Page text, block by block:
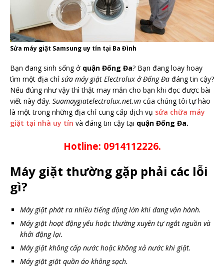
Sửa máy giặt Samsung uy tín tại Ba Đình
Bạn đang sinh sống ở quận Đống Đa? Bạn đang loay hoay
tìm một địa chỉ sửa máy giặt Electrolux ở Đống Đa đáng tin cậy?
Nếu đúng như vậy thì thật may mắn cho bạn khi đọc được bài
viết này đấy. Suamaygiatelectrolux.net.vn của chúng tôi tự hào
là một trong những địa chỉ cung cấp dịch vụ sửa chữa máy
giặt tại nhà uy tín và đáng tin cậy tại quận Đống Đa.
Hotline: 0914112226.
Máy giặt thường gặp phải các lỗi
gì?
Máy giặt phát ra nhiều tiếng động lớn khi đang vận hành.
Máy giặt hoạt động yếu hoặc thường xuyên tự ngắt nguồn và
khởi động lại.
Máy giặt không cấp nước hoặc không xả nước khi giặt.
Máy giặt giặt quần áo không sạch.